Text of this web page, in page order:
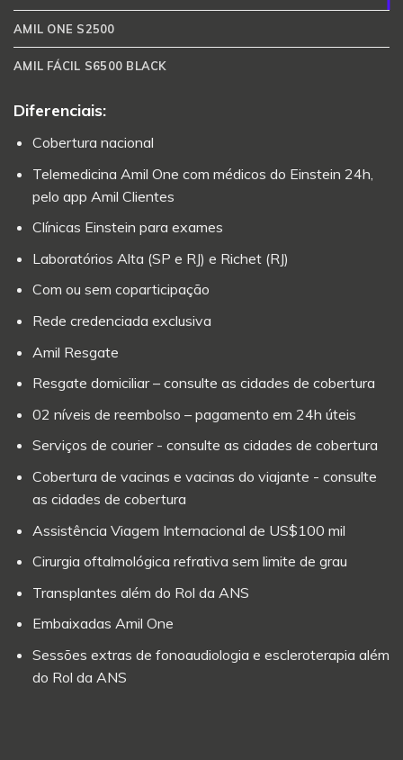
AMIL ONE S2500
AMIL FÁCIL S6500 BLACK
Diferenciais:
Cobertura nacional
Telemedicina Amil One com médicos do Einstein 24h,
pelo app Amil Clientes
Clínicas Einstein para exames
Laboratórios Alta (SP e RJ) e Richet (RJ)
Com ou sem coparticipação
Rede credenciada exclusiva
Amil Resgate
Resgate domiciliar – consulte as cidades de cobertura
02 níveis de reembolso – pagamento em 24h úteis
Serviços de courier - consulte as cidades de cobertura
Cobertura de vacinas e vacinas do viajante - consulte
as cidades de cobertura
Assistência Viagem Internacional de US$100 mil
Cirurgia oftalmológica refrativa sem limite de grau
Transplantes além do Rol da ANS
Embaixadas Amil One
Sessões extras de fonoaudiologia e escleroterapia além
do Rol da ANS